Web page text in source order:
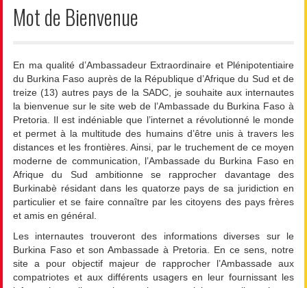
Mot de Bienvenue
En ma qualité d’Ambassadeur Extraordinaire et Plénipotentiaire
du Burkina Faso auprès de la République d’Afrique du Sud et de
treize (13) autres pays de la SADC, je souhaite aux internautes
la bienvenue sur le site web de l’Ambassade du Burkina Faso à
Pretoria. Il est indéniable que l’internet a révolutionné le monde
et permet à la multitude des humains d’être unis à travers les
distances et les frontières. Ainsi, par le truchement de ce moyen
moderne de communication, l’Ambassade du Burkina Faso en
Afrique du Sud ambitionne se rapprocher davantage des
Burkinabè résidant dans les quatorze pays de sa juridiction en
particulier et se faire connaître par les citoyens des pays frères
et amis en général.
Les internautes trouveront des informations diverses sur le
Burkina Faso et son Ambassade à Pretoria. En ce sens, notre
site a pour objectif majeur de rapprocher l’Ambassade aux
compatriotes et aux différents usagers en leur fournissant les